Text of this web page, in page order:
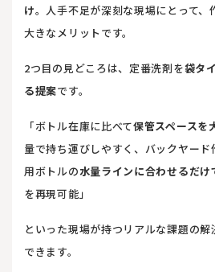
け。人手不足が深刻な現場にとって、
大きなメリットです。
2つ目の見どころは、定番洗剤を袋タ
る提案です。
「ボトル在庫に比べて保管スペースを
量で持ち運びしやすく、バックヤー
用ボトルの水量ラインに合わせるだ
を再現可能」
といった現場が持つリアルな課題の
できます。